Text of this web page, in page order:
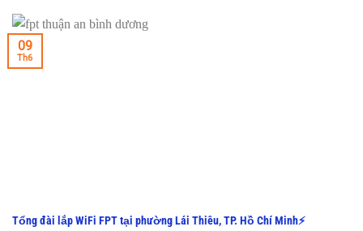
Tổng đài lắp WiFi FPT tại phường Lái Thiêu, TP. Hồ Chí Minh⚡️
09
Th6